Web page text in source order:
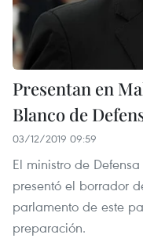
Presentan en
Blanco de
03/12/2019 09:59
El ministro de
presentó el borrador
parlamento de este
preparación.